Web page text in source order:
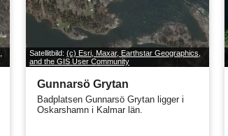
Satellitbild:(c) Esri, Maxar, Earthstar Geographics,
and the GIS User Community
Gunnarsö Grytan
Badplatsen Gunnarsö Grytan ligger i
Oskarshamn i Kalmar län.